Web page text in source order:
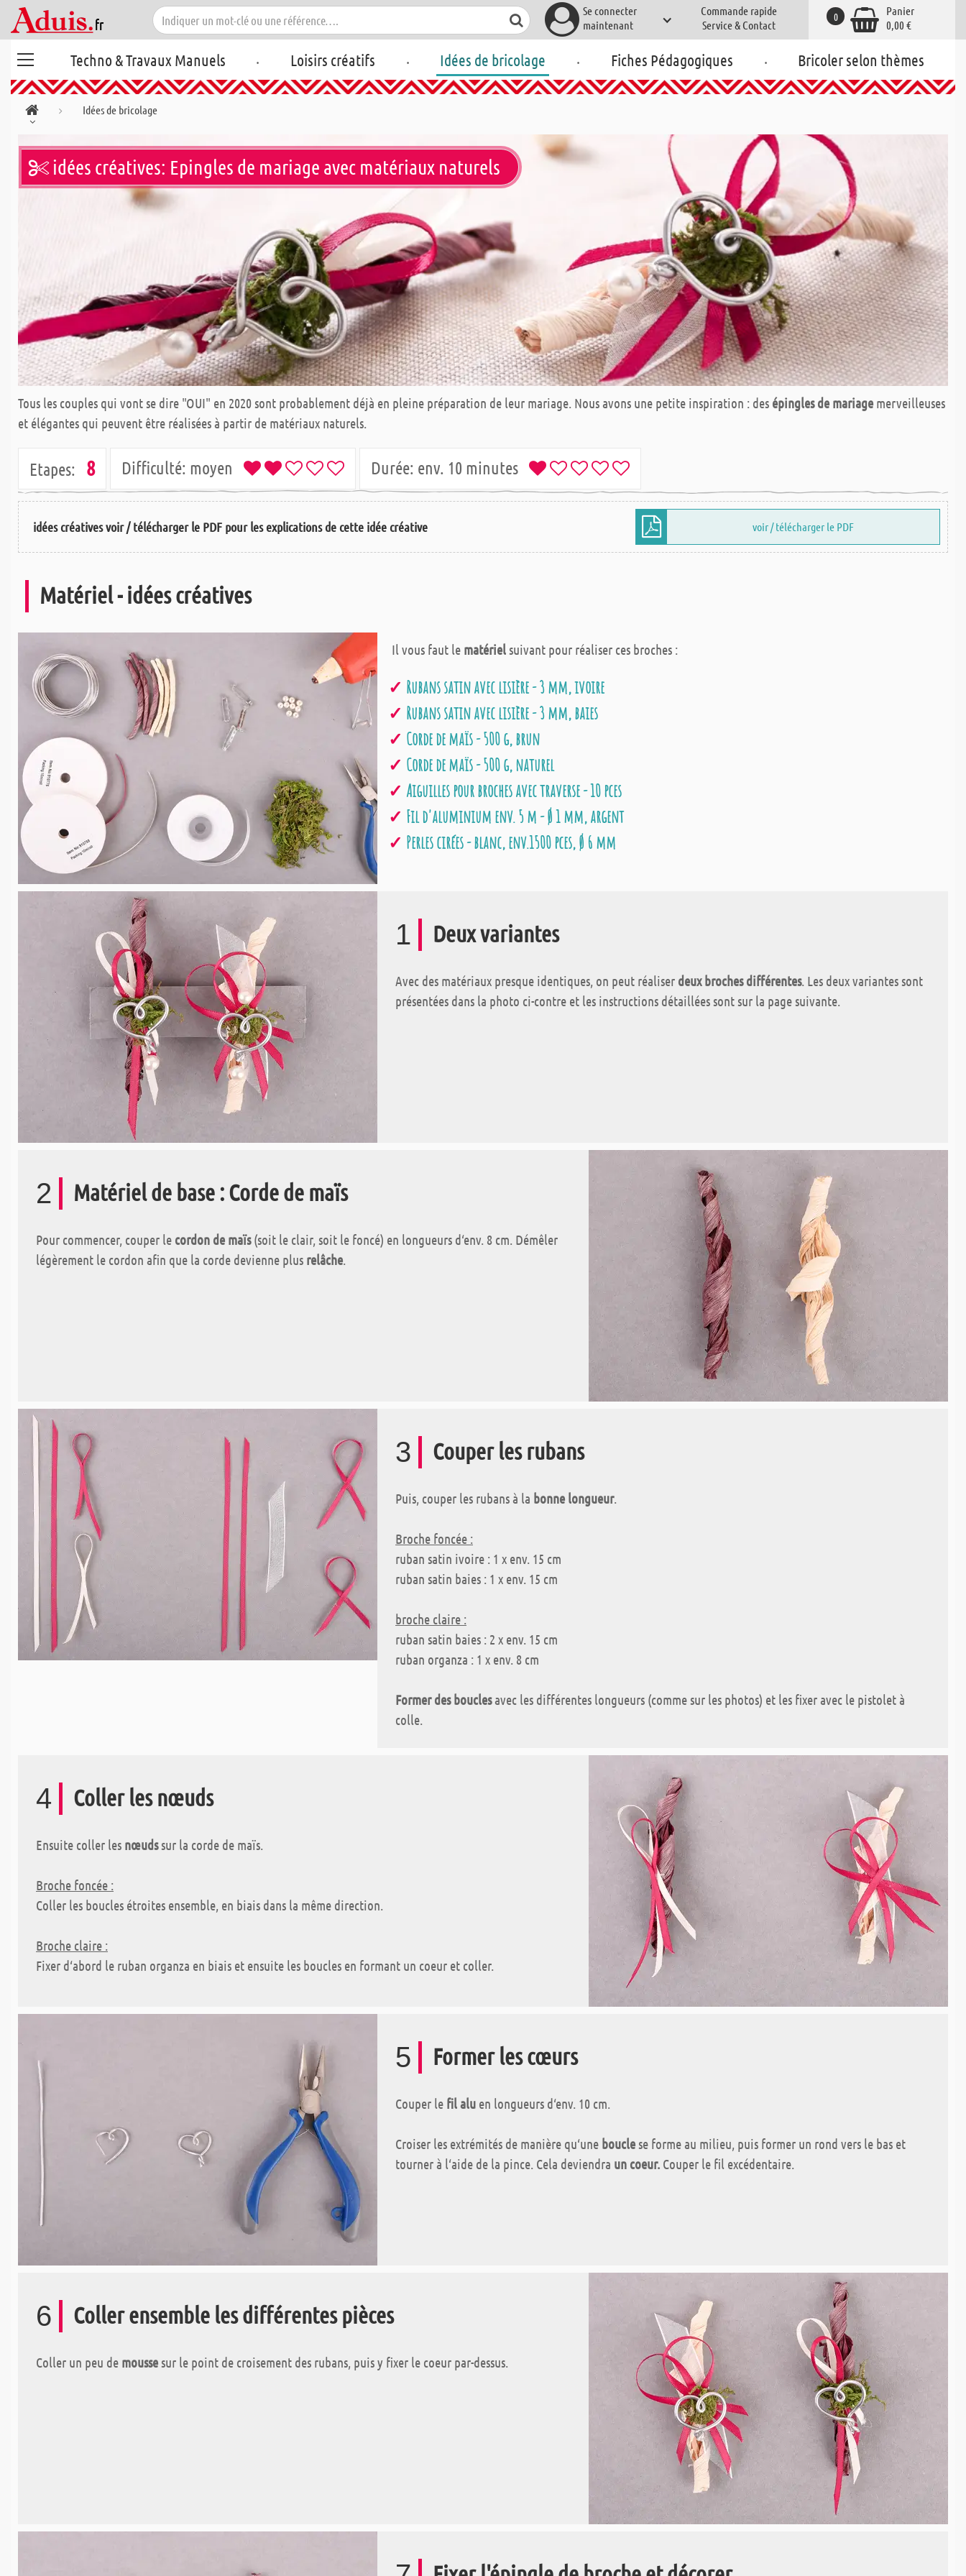
Se connecter
maintenant
Commande rapide
Service & Contact
Panier
0,00 €
0
Techno & Travaux Manuels . Loisirs créatifs . Idées de bricolage . Fiches Pédagogiques . Bricoler selon thèmes
Idées de bricolage
idées créatives: Epingles de mariage avec matériaux naturels
Tous les couples qui vont se dire "OUI" en 2020 sont probablement déjà en pleine préparation de leur mariage. Nous avons une petite inspiration : des épingles de mariage merveilleuses
et élégantes qui peuvent être réalisées à partir de matériaux naturels.
Etapes: 8 Difficulté: moyen Durée: env. 10 minutes
idées créatives voir / télécharger le PDF pour les explications de cette idée créative voir / télécharger le PDF
Matériel - idées créatives
Il vous faut le matérielsuivant pour réaliser ces broches :
Rubans satin avec lisière - 3 mm, ivoire
Rubans satin avec lisière - 3 mm, baies
Corde de maïs - 500 g, brun
Corde de maïs - 500 g, naturel
Aiguilles pour broches avec traverse - 10 pces
Fil d'aluminium env. 5 m - Ø 1 mm, argent
Perles cirées - blanc, env.1500 pces, Ø 6 mm
1 Deux variantes
Avec des matériaux presque identiques, on peut réaliser deux broches différentes. Les deux variantes sont
présentées dans la photo ci-contre et les instructions détaillées sont sur la page suivante.
2 Matériel de base : Corde de maïs
Pour commencer, couper le cordon de maïs(soit le clair, soit le foncé) en longueurs d‘env. 8 cm. Démêler
légèrement le cordon afin que la corde devienne plus relâche.
3 Couper les rubans
Puis, couper les rubans à la bonne longueur.
Broche foncée :
ruban satin ivoire : 1 x env. 15 cm
ruban satin baies : 1 x env. 15 cm
broche claire :
ruban satin baies : 2 x env. 15 cm
ruban organza : 1 x env. 8 cm
Former des bouclesavec les différentes longueurs (comme sur les photos) et les fixer avec le pistolet à
colle.
4 Coller les nœuds
Ensuite coller les nœudssur la corde de maïs.
Broche foncée :
Coller les boucles étroites ensemble, en biais dans la même direction.
Broche claire :
Fixer d‘abord le ruban organza en biais et ensuite les boucles en formant un coeur et coller.
5 Former les cœurs
Couper le fil alu en longueurs d‘env. 10 cm.
Croiser les extrémités de manière qu‘une boucle se forme au milieu, puis former un rond vers le bas et
tourner à l‘aide de la pince. Cela deviendra un coeur. Couper le fil excédentaire.
6 Coller ensemble les différentes pièces
Coller un peu de mousse sur le point de croisement des rubans, puis y fixer le coeur par-dessus.